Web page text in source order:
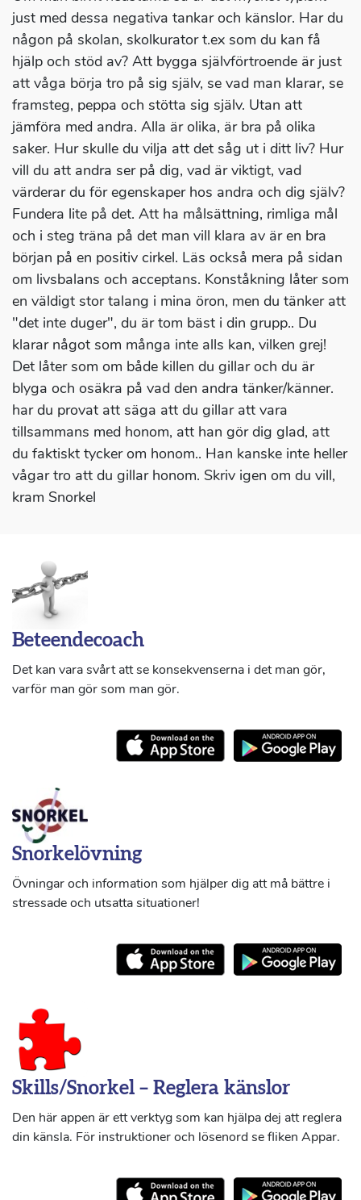
just med dessa negativa tankar och känslor. Har du
någon på skolan, skolkurator t.ex som du kan få
hjälp och stöd av? Att bygga självförtroende är just
att våga börja tro på sig själv, se vad man klarar, se
framsteg, peppa och stötta sig själv. Utan att
jämföra med andra. Alla är olika, är bra på olika
saker. Hur skulle du vilja att det såg ut i ditt liv? Hur
vill du att andra ser på dig, vad är viktigt, vad
värderar du för egenskaper hos andra och dig själv?
Fundera lite på det. Att ha målsättning, rimliga mål
och i steg träna på det man vill klara av är en bra
början på en positiv cirkel. Läs också mera på sidan
om livsbalans och acceptans. Konståkning låter som
en väldigt stor talang i mina öron, men du tänker att
"det inte duger", du är tom bäst i din grupp.. Du
klarar något som många inte alls kan, vilken grej!
Det låter som om både killen du gillar och du är
blyga och osäkra på vad den andra tänker/känner.
har du provat att säga att du gillar att vara
tillsammans med honom, att han gör dig glad, att
du faktiskt tycker om honom.. Han kanske inte heller
vågar tro att du gillar honom. Skriv igen om du vill,
kram Snorkel
Beteendecoach
Det kan vara svårt att se konsekvenserna i det man gör,
varför man gör som man gör.
Snorkelövning
Övningar och information som hjälper dig att må bättre i
stressade och utsatta situationer!
Skills/Snorkel – Reglera känslor
Den här appen är ett verktyg som kan hjälpa dej att reglera
din känsla. För instruktioner och lösenord se fliken Appar.